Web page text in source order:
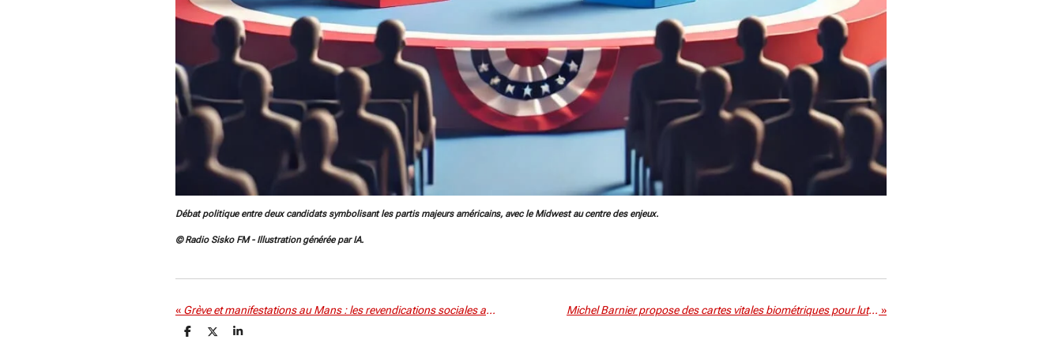
Débat politique entre deux candidats symbolisant les partis majeurs américains, avec le Midwest au centre des enjeux.
© Radio Sisko FM - Illustration générée par IA.
« Grève et manifestations au Mans : les revendications sociales au cœur du mouvement Michel Barnier propose des cartes vitales biométriques pour lutter contre la fraude, malgré des doutes sur leur efficacité »
P
P
P